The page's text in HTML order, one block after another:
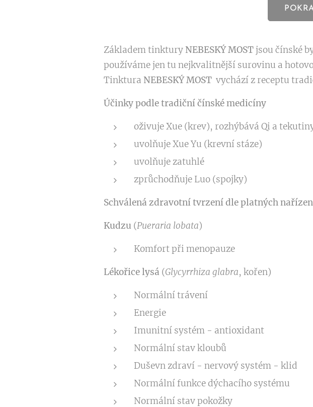
Základem tinktury NEBESKÝ MOSTjsou čínské
používáme jen tu nejkvalitnější surovinu a
Tinktura NEBESKÝ MOST vychází z receptu
Účinky podle tradiční čínské medicíny
oživuje Xue (krev), rozhýbává Qi a
uvolňuje Xue Yu (krevní stáze)
uvolňuje zatuhlé
zprůchodňuje Luo (spojky)
Schválená zdravotní tvrzení dle platných
Kudzu(Pueraria lobata)
Komfort při menopauze
Lékořice lysá (Glycyrrhiza glabra, kořen)
Normální trávení
Energie
Imunitní systém - antioxidant
Normální stav kloubů
Duševn zdraví - nervový systém - klid
Normální funkce dýchacího systému
Normální stav pokožky